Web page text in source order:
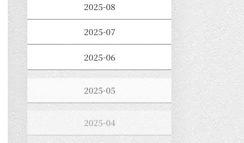
2025-08
2025-07
2025-06
2025-04